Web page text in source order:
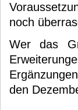
noch
Wer das
den